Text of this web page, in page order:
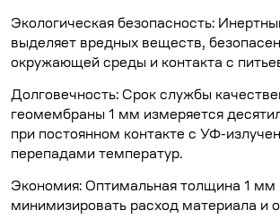
Экологическая безопасность:
выделяет вредных веществ,
окружающей среды и контакта с
Долговечность: Срок службы
геомембраны 1 мм измеряется
при постоянном контакте с УФ-
перепадами температур.
Экономия: Оптимальная толщина 1 мм
минимизировать расход материала и